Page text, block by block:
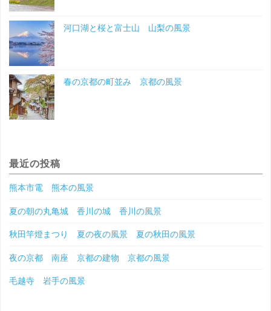
井
河口湖と桜と富士山 山梨の風景
春の京都の町並み 京都の風景
最近の投稿
熊本市電 熊本の風景
夏の朝の丸亀城 香川の城 香川の風景
秋田竿燈まつり 夏の夜の風景 夏の秋田の風景
夜の京都 南座 京都の建物 京都の風景
毛越寺 岩手の風景